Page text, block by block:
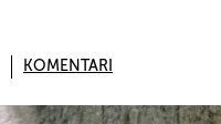
KOMENTARI